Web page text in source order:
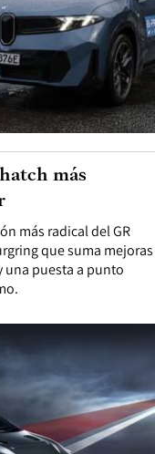
más radical del GR
que suma mejoras
una puesta a punto
más